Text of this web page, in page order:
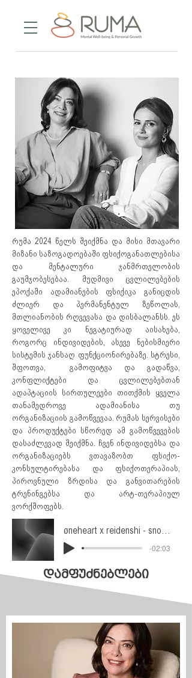
რუმა 2024 წელს შეიქმნა და მისი მთავარი
მიზანი საზოგადოებაში ფსიქოგანათლებისა
და მენტალური ჯანმრთელობის
გაუმჯობესებაა. მუდმივი ცვლილებების
ეპოქაში ადამიანების ფსიქიკა განიცდის
ძლიერ და პერმანენტულ ზეწოლას,
მთლიანობის რღვევასა და დისბალანსს. ეს
ყოველივე კი ნეგატიურად აისახება,
როგორც ინდივიდების, ასევე ნებისმიერი
სისტემის ჯანსაღ ფუნქციონირებაზე. სტრესი,
შფოთვა, გამოფიტვა და გადაწვა,
კონფლიქტები და ცვლილებებთან
ადაპტაციის სირთულეები თითქმის ყველა
თანამედროვე ადამიანისა თუ
ორგანიზაციის გამოწვევაა. რუმას სერვისები
და პროდუქტები სწორედ ამ გამოწვევების
დასაძლევად შეიქმნა. ჩვენ ინდივიდებსა და
ორგანიზაციებს ვთავაზობთ ფსიქო-
კონსულტირებასა და ფსიქოთერაპიას,
პიროვნული ზრდისა და განვითარების
ტრენინგებსა და არტ-თერაპიულ
ვორქშოფებს.
-02:03
დამფუძნებლები